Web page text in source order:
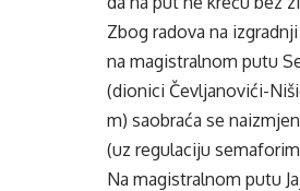
Zbog radova na
na magistralnom putu
(dionici Čevljanovići-
m) saobraća se
(uz regulaciju
Na magistralnom putu